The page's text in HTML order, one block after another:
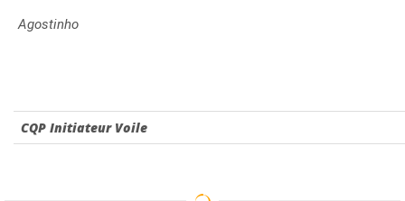
Agostinho
CQP Initiateur Voile